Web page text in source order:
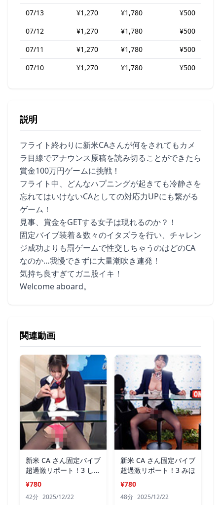
07/13
¥1,270 ¥1,780
¥500
07/12
¥1,270 ¥1,780
¥500
07/11
¥1,270 ¥1,780
¥500
07/10
¥1,270 ¥1,780 ¥500
説明
フライト終わりに新米CAさんが何をされてもカメ
ラ目線でアナウンス原稿を読み切ることができたら
賞金100万円ゲームに挑戦！
フライト中、どんなハプニングが起きても冷静さを
忘れてはいけないCAとしての対応力UPにも繋がる
ゲーム！
見事、賞金をGETする女子は現れるのか？！
固定バイブ装着＆数々のイタズラを行い、チャレン
ジ成功よりも罰ゲームで性交しちゃうのはどのCA
なのか…我慢できずに大量潮吹き連発！
気持ち良すぎてガニ股イキ！
Welcome aboard。
関連動画
新米 CA さん固定バイブ
超過激リポート！3 しず
かさん
¥780
42分 2025/12/22
新米 CA さん固定バイブ
超過激リポート！3 みほ
¥780
48分 2025/12/22